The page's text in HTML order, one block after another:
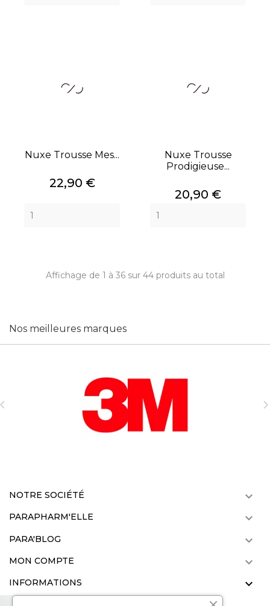
Nuxe Trousse Mes...
Prix
22,90 €
Nuxe Trousse
Prodigieuse...
Prix
20,90 €
Affichage de 1 à 36 sur 44 produits au total
Nos meilleures marques
NOTRE SOCIÉTÉ 
PARAPHARM'ELLE 
PARA'BLOG 
MON COMPTE 
INFORMATIONS 